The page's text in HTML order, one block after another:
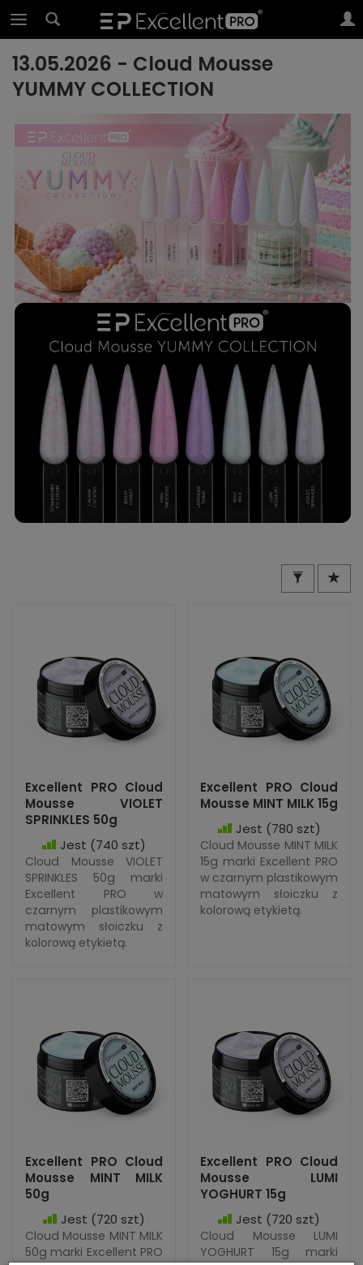
13.05.2026 - Cloud Mousse
YUMMY COLLECTION
Excellent PRO Cloud
Mousse VIOLET
SPRINKLES 50g
Jest (740 szt)
Cloud Mousse VIOLET
SPRINKLES 50g marki
Excellent PRO w
czarnym plastikowym
matowym słoiczku z
kolorową etykietą.
Excellent PRO Cloud
Mousse MINT MILK 15g
Jest (780 szt)
Cloud Mousse MINT MILK
15g marki Excellent PRO
w czarnym plastikowym
matowym słoiczku z
kolorową etykietą.
Excellent PRO Cloud
Mousse MINT MILK
50g
Jest (720 szt)
Cloud Mousse MINT MILK
50g marki Excellent PRO
Excellent PRO Cloud
Mousse LUMI
YOGHURT 15g
Jest (720 szt)
Cloud Mousse LUMI
YOGHURT 15g marki